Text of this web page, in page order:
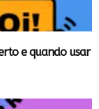
e quando usar